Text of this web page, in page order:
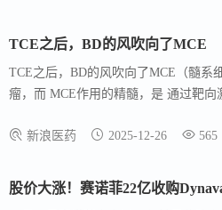
TCE之后，BD的风吹向了MCE
TCE之后，BD的风吹向了MCE（髓系
瘤，而 MCE作用的精髓，是 通过靶向
新浪医药
2025-12-26 565
股价大涨！赛诺菲22亿收购